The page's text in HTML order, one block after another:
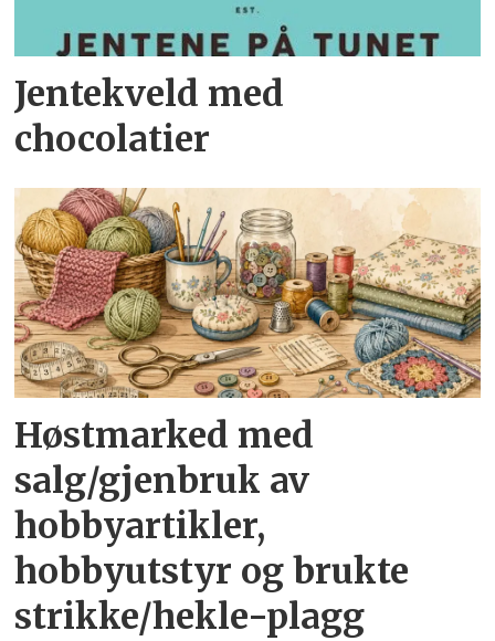
Jentekveld med
chocolatier
Høstmarked med
salg/gjenbruk av
hobbyartikler,
hobbyutstyr og brukte
strikke/hekle-plagg